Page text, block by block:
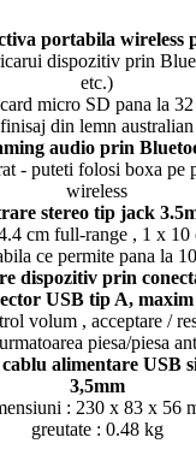
portabila wireless
dispozitiv prin
etc.)
micro SD pana la
finisaj din lemn australian
audio prin
- puteti folosi boxa pe
wireless
stereo tip jack
cm full-range , 1 x 10
ce permite pana la
dispozitiv prin
USB tip A,
volum , acceptare /
piesa/piesa
alimentare USB
3,5mm
: 230 x 83 x 56
greutate : 0.48 kg